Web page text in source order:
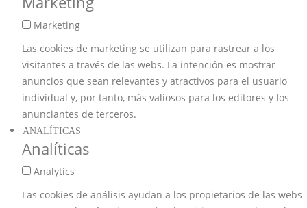
Marketing
Las cookies de marketing se utilizan para rastrear a los
visitantes a través de las webs. La intención es mostrar
anuncios que sean relevantes y atractivos para el usuario
individual y, por tanto, más valiosos para los editores y los
anunciantes de terceros.
ANALÍTICAS
Analíticas
Analytics
Las cookies de análisis ayudan a los propietarios de las webs